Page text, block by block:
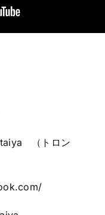
（トロン